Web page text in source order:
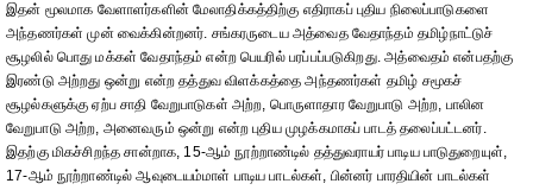
இதன் மூலமாக வேளாளர்களின் மேலாதிக்கத்திற்கு எதிராகப் புதிய நிலைப்பாடுகளை
அந்தணர்கள் முன் வைக்கின்றனர். சங்கரருடைய அத்வைத வேதாந்தம் தமிழ்நாட்டுச்
சூழலில் பொது மக்கள் வேதாந்தம் என்ற பெயரில் பரப்பப்படுகிறது. அத்வைதம் என்பதற்கு
இரண்டு அற்றது ஒன்று என்ற தத்துவ விளக்கத்தை அந்தணர்கள் தமிழ் சமூகச்
சூழல்களுக்கு ஏற்ப சாதி வேறுபாடுகள் அற்ற, பொருளாதார வேறுபாடு அற்ற, பாலின
வேறுபாடு அற்ற, அனைவரும் ஒன்று என்ற புதிய முழக்கமாகப் பாடத் தலைப்பட்டனர்.
இதற்கு மிகச்சிறந்த சான்றாக, 15-ஆம் நூற்றாண்டில் தத்துவராயர் பாடிய பாடுதுறையுள்,
17-ஆம் நூற்றாண்டில் ஆவுடையம்மாள் பாடிய பாடல்கள், பின்னர் பாரதியின் பாடல்கள்